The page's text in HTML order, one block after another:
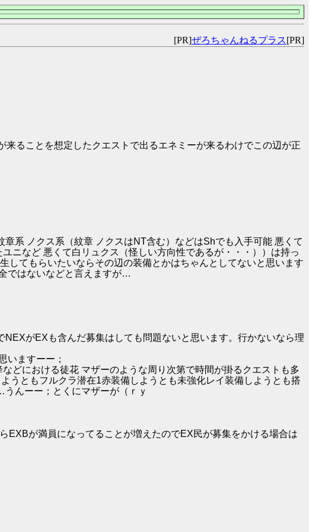
[PR]ぜろちゃんねるプラス[PR]
ることを想定したクエストで出るエネミーが来るわけでこの辺が正
系 ノクス系（紋章 ノクスはNT含む）などはShでも入手可能 悪くて
など 悪くて白リュクス（怪しい方向性であるが・・・））は持っ
てもらいたいならその辺の装備とかはちゃんとしてないと思います
ではないなどと言えますが…
がEXも含んだ募集はしても問題ないと思います。行かないなら理
いますーー；
どにおける徒花 マザーのような周り次第で時間が掛るクエストも多
うともフルクラ潜在1赤装備しようとも未強化レイ装備しようとも搭
んーー；とくにマザーが（ｒｙ
が満員になってることが増えたのでEX民が募集をかける場合は